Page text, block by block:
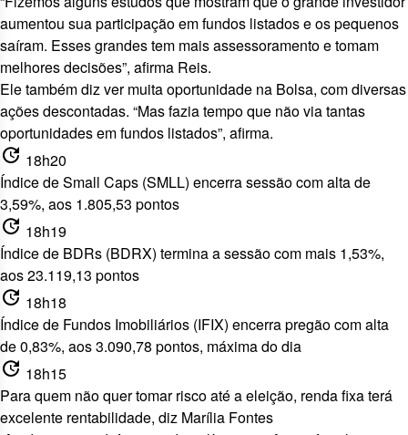
aumentou sua participação em fundos listados e os pequenos
saíram. Esses grandes tem mais assessoramento e tomam
melhores decisões”, afirma Reis.
Ele também diz ver muita oportunidade na Bolsa, com diversas
ações descontadas. “Mas fazia tempo que não via tantas
oportunidades em fundos listados”, afirma.
update 18h20
Índice de Small Caps (SMLL) encerra sessão com alta de
3,59%, aos 1.805,53 pontos
update 18h19
Índice de BDRs (BDRX) termina a sessão com mais 1,53%,
aos 23.119,13 pontos
update 18h18
Índice de Fundos Imobiliários (IFIX) encerra pregão com alta
de 0,83%, aos 3.090,78 pontos, máxima do dia
update 18h15
Para quem não quer tomar risco até a eleição, renda fixa terá
excelente rentabilidade, diz Marília Fontes